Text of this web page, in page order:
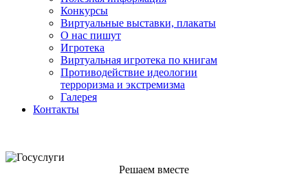
Конкурсы
Виртуальные выставки, плакаты
О нас пишут
Игротека
Виртуальная игротека по книгам
Противодействие идеологии
терроризма и экстремизма
Галерея
Контакты
Решаем вместе